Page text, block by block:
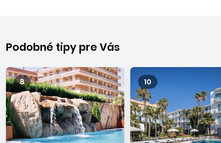
na pobreží Costa del Maresme medzi mestami Pineda de
Mar a Blanes. S Barcelonou ho spája priamo železnica,
miestne cesty, či diaľnica. Hlavnou turistickou oblasťou je
hotelová zóna, ktorá sa tiahne pozdĺž pobrežnej promenády
od centra Malgratu až do susednej Santa Susanny. Malgrat
de Mar patrí k najvyhľadávanejším letoviskám na pobreží
Katalánska. Vzdialenosť od letiska v Barcelone je asi 70
minút.
Podobné tipy pre Vás
8 10